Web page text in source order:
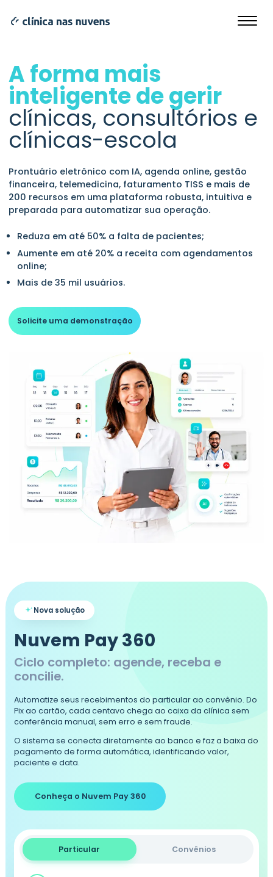
A forma mais
inteligente de gerir
clínicas, consultórios e
clínicas-escola
Prontuário eletrônico com IA, agenda online, gestão
financeira, telemedicina, faturamento TISS e mais de
200 recursos em uma plataforma robusta, intuitiva e
preparada para automatizar sua operação.
Reduza em até 50% a falta de pacientes;
Aumente em até 20% a receita com agendamentos
online;
Mais de 35 mil usuários.
Solicite uma demonstração
Nova solução
Nuvem Pay 360
Ciclo completo: agende, receba e
concilie.
Automatize seus recebimentos do particular ao convênio. Do
Pix ao cartão, cada centavo chega ao caixa da clínica sem
conferência manual, sem erro e sem fraude.
O sistema se conecta diretamente ao banco e faz a baixa do
pagamento de forma automática, identificando valor,
paciente e data.
Conheça o Nuvem Pay 360
Particular Convênios